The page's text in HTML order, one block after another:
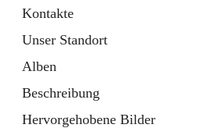
Kontakte
Unser Standort
Alben
Beschreibung
Hervorgehobene Bilder